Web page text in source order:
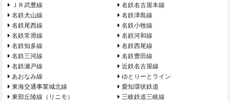
ＪＲ武豊線
名鉄名古屋本線
名鉄犬山線
名鉄津島線
名鉄尾西線
名鉄小牧線
名鉄常滑線
名鉄河和線
名鉄知多線
名鉄西尾線
名鉄三河線
名鉄豊田線
名鉄瀬戸線
近鉄名古屋線
あおなみ線
ゆとりーとライン
東海交通事業城北線
愛知環状鉄道
東部丘陵線（リニモ）
三岐鉄道三岐線